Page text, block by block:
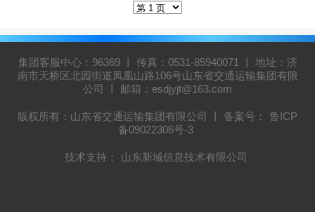
集团客服中心：96369 丨 传真：0531-85940071 丨 地址：济
南市天桥区北园街道凤凰山路106号山东省交通运输集团有限
公司 丨 邮箱：esdjyjt@163.com
版权所有：山东省交通运输集团有限公司 丨 备案号：
鲁ICP
备09022306号-3
技术支持： 山东新域信息技术有限公司